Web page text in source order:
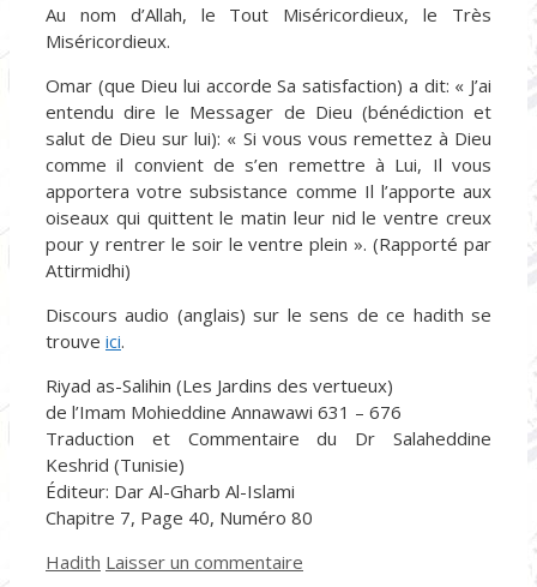
Au nom d’Allah, le Tout Miséricordieux, le Très
Miséricordieux.
Omar (que Dieu lui accorde Sa satisfaction) a dit: « J’ai
entendu dire le Messager de Dieu (bénédiction et
salut de Dieu sur lui): « Si vous vous remettez à Dieu
comme il convient de s’en remettre à Lui, Il vous
apportera votre subsistance comme Il l’apporte aux
oiseaux qui quittent le matin leur nid le ventre creux
pour y rentrer le soir le ventre plein ». (Rapporté par
Attirmidhi)
Discours audio (anglais) sur le sens de ce hadith se
trouve ici.
Riyad as-Salihin (Les Jardins des vertueux)
de l’Imam Mohieddine Annawawi 631 – 676
Traduction et Commentaire du Dr Salaheddine
Keshrid (Tunisie)
Éditeur: Dar Al-Gharb Al-Islami
Chapitre 7, Page 40, Numéro 80
Catégories
Hadith Laisser un commentaire